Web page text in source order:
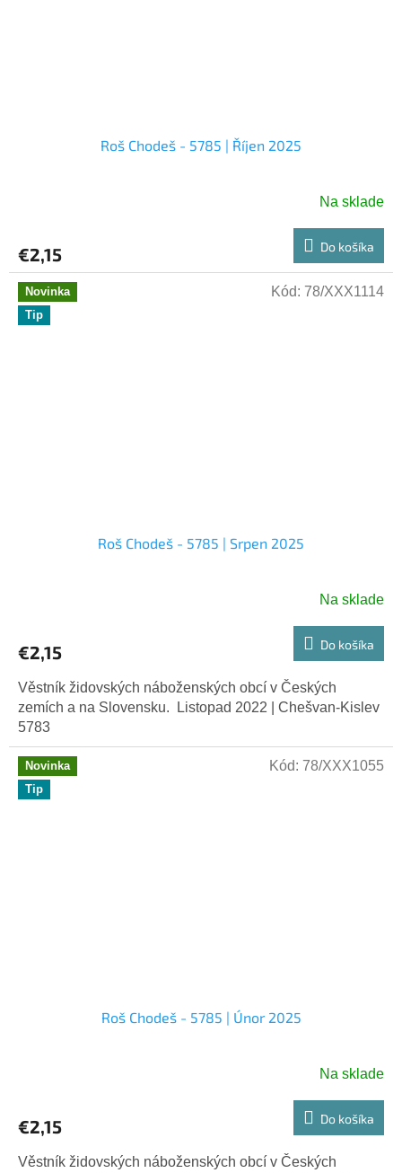
Roš Chodeš - 5785 | Říjen 2025
Na sklade
€2,15 Do košíka
Novinka
Tip
Roš Chodeš - 5785 | Srpen 2025
Na sklade
€2,15 Do košíka
Věstník židovských náboženských obcí v Českých
zemích a na Slovensku. Listopad 2022 | Chešvan-Kislev
5783
Kód: 78/XXX1114
Novinka
Tip
Roš Chodeš - 5785 | Únor 2025
Na sklade
€2,15 Do košíka
Věstník židovských náboženských obcí v Českých
Kód: 78/XXX1055